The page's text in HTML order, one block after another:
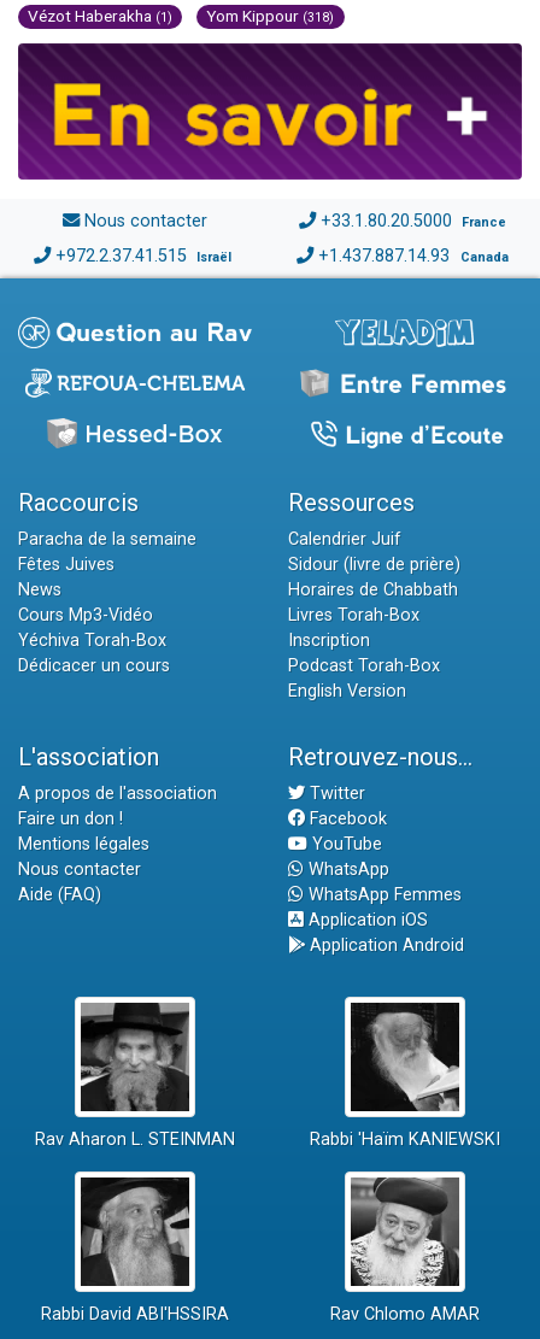
Vézot Haberakha (1) Yom Kippour (318)
Nous contacter +33.1.80.20.5000 France
+972.2.37.41.515 Israël +1.437.887.14.93 Canada
Raccourcis
Paracha de la semaine
Fêtes Juives
News
Cours Mp3-Vidéo
Yéchiva Torah-Box
Dédicacer un cours
Ressources
Calendrier Juif
Sidour (livre de prière)
Horaires de Chabbath
Livres Torah-Box
Inscription
Podcast Torah-Box
English Version
L'association
A propos de l'association
Faire un don !
Mentions légales
Nous contacter
Aide (FAQ)
Retrouvez-nous...
Twitter
Facebook
YouTube
WhatsApp
WhatsApp Femmes
Application iOS
Application Android
Rav Aharon L. STEINMAN Rabbi 'Haïm KANIEWSKI
Rabbi David ABI'HSSIRA Rav Chlomo AMAR